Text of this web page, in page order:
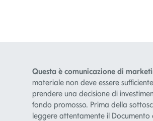
Questa è comunicazione di
materiale non deve essere
prendere una decisione di
fondo promosso. Prima della
leggere attentamente il Documento